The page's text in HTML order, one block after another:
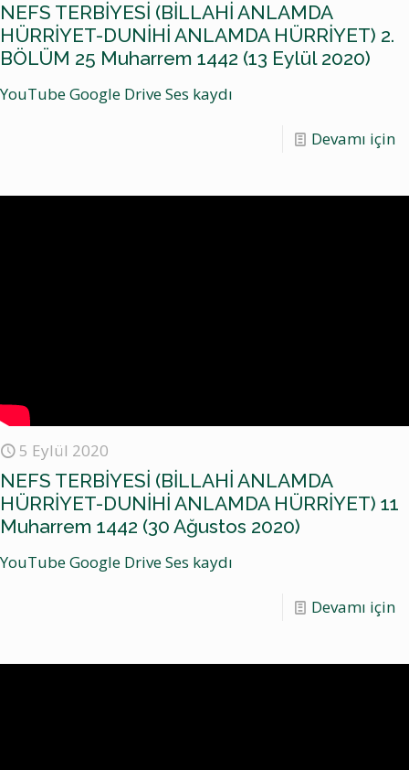
NEFS TERBİYESİ (BİLLAHİ ANLAMDA
HÜRRİYET-DUNİHİ ANLAMDA HÜRRİYET) 2.
BÖLÜM 25 Muharrem 1442 (13 Eylül 2020)
YouTube Google Drive Ses kaydı
Devamı için
5 Eylül 2020
NEFS TERBİYESİ (BİLLAHİ ANLAMDA
HÜRRİYET-DUNİHİ ANLAMDA HÜRRİYET) 11
Muharrem 1442 (30 Ağustos 2020)
YouTube Google Drive Ses kaydı
Devamı için